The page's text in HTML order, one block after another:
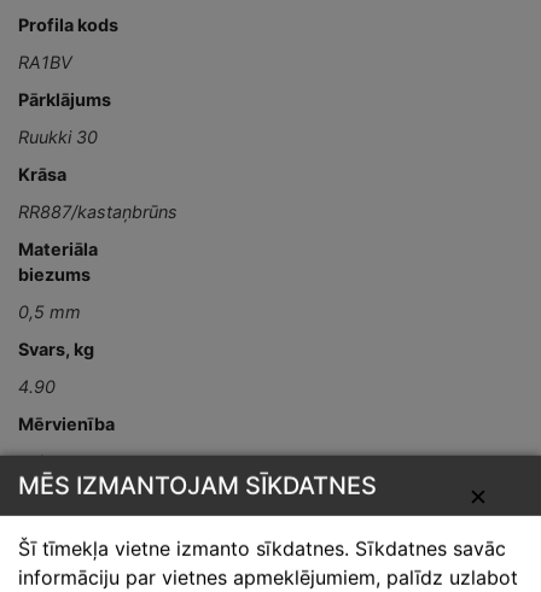
Profila kods
RA1BV
Pārklājums
Ruukki 30
Krāsa
RR887/kastaņbrūns
Materiāla
biezums
0,5 mm
Svars, kg
4.90
Mērvienība
gab
Detaļas garums,
L-2000
✕
MĒS IZMANTOJAM SĪKDATNES
Šī tīmekļa vietne izmanto sīkdatnes. Sīkdatnes savāc
informāciju par vietnes apmeklējumiem, palīdz uzlabot